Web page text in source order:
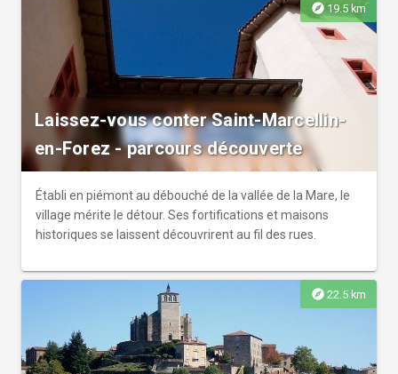
explore 19.5 km
Laissez-vous conter Saint-Marcellin-
en-Forez - parcours découverte
Établi en piémont au débouché de la vallée de la Mare, le
village mérite le détour. Ses fortifications et maisons
historiques se laissent découvrirent au fil des rues.
explore 22.5 km